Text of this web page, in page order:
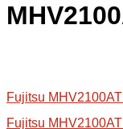
Fujitsu
Fujitsu